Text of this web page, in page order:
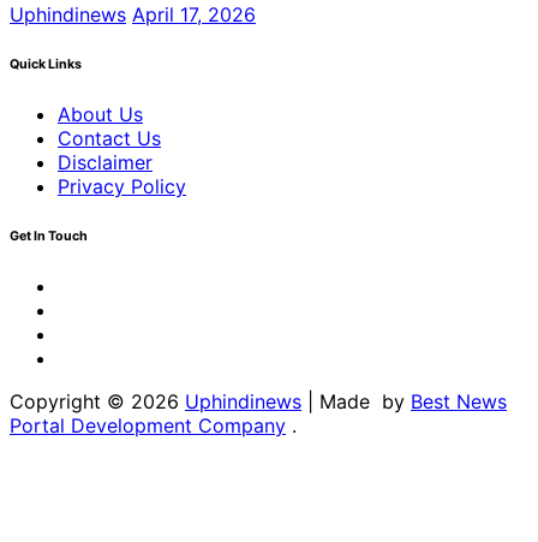
Uphindinews April 17, 2026
Quick Links
About Us
Contact Us
Disclaimer
Privacy Policy
Get In Touch
Copyright © 2026 Uphindinews | Made by Best News
Portal Development Company .